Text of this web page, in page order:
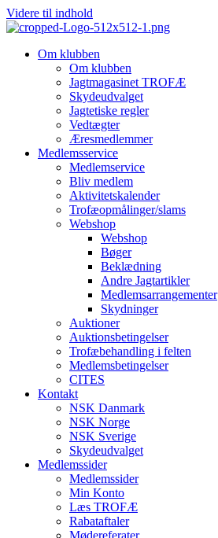
Videre til indhold
Om klubben
Om klubben
Jagtmagasinet TROFÆ
Skydeudvalget
Jagtetiske regler
Vedtægter
Æresmedlemmer
Medlemsservice
Medlemservice
Bliv medlem
Aktivitetskalender
Trofæopmålinger/slams
Webshop
Webshop
Bøger
Beklædning
Andre Jagtartikler
Medlemsarrangementer
Skydninger
Auktioner
Auktionsbetingelser
Trofæbehandling i felten
Medlemsbetingelser
CITES
Kontakt
NSK Danmark
NSK Norge
NSK Sverige
Skydeudvalget
Medlemssider
Medlemssider
Min Konto
Læs TROFÆ
Rabataftaler
Mødereferater